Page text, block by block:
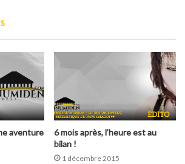
aventure
6 mois après, l’heure est au
bilan !
1 décembre 2015